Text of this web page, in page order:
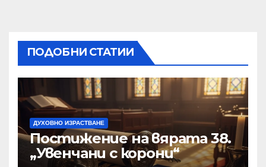
ПОДОБНИ СТАТИИ
ДУХОВНО ИЗРАСТВАНЕ
Постижение на вярата 38.
„Увенчани с корони“